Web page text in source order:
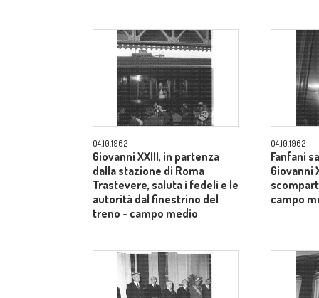
04.10.1962
Giovanni XXIII, in partenza
dalla stazione di Roma
Trastevere, saluta i fedeli e le
autorità dal finestrino del
treno - campo medio
04.10.1962
Fanfani
Giovanni
campo